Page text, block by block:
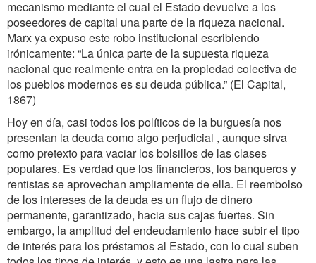
mecanismo mediante el cual el Estado devuelve a los
poseedores de capital una parte de la riqueza nacional.
Marx ya expuso este robo institucional escribiendo
irónicamente: “La única parte de la supuesta riqueza
nacional que realmente entra en la propiedad colectiva de
los pueblos modernos es su deuda pública.” (El Capital,
1867)
Hoy en día, casi todos los políticos de la burguesía nos
presentan la deuda como algo perjudicial , aunque sirva
como pretexto para vaciar los bolsillos de las clases
populares. Es verdad que los financieros, los banqueros y
rentistas se aprovechan ampliamente de ella. El reembolso
de los intereses de la deuda es un flujo de dinero
permanente, garantizado, hacia sus cajas fuertes. Sin
embargo, la amplitud del endeudamiento hace subir el tipo
de interés para los préstamos al Estado, con lo cual suben